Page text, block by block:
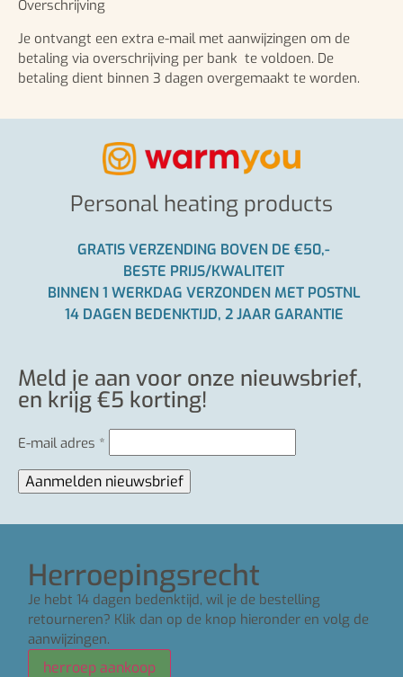
Overschrijving
Je ontvangt een extra e-mail met aanwijzingen om de
betaling via overschrijving per bank te voldoen. De
betaling dient binnen 3 dagen overgemaakt te worden.
Personal heating products
GRATIS VERZENDING BOVEN DE €50,-
BESTE PRIJS/KWALITEIT
BINNEN 1 WERKDAG VERZONDEN MET POSTNL
14 DAGEN BEDENKTIJD, 2 JAAR GARANTIE
Meld je aan voor onze nieuwsbrief,
en krijg €5 korting!
E-mail adres *
Herroepingsrecht
Je hebt 14 dagen bedenktijd, wil je de bestelling
retourneren? Klik dan op de knop hieronder en volg de
aanwijzingen.
herroep aankoop